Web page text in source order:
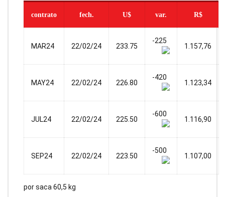
contrato fech. U$ var. R$
MAR24 22/02/24 233.75
-225
1.157,76
MAY24 22/02/24 226.80
-420
1.123,34
JUL24 22/02/24 225.50
-600
1.116,90
SEP24 22/02/24 223.50
-500
1.107,00
por saca 60,5 kg